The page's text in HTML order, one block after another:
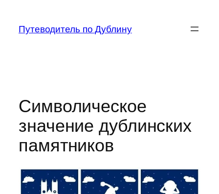
содержимому
Путеводитель по Дублину
Символическое
значение дублинских
памятников